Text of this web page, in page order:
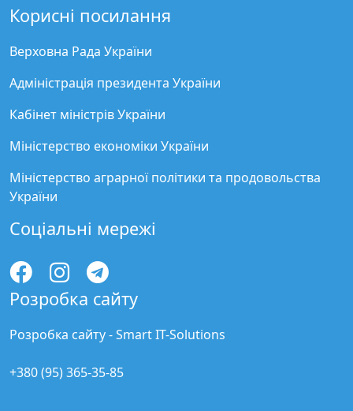
Корисні посилання
Верховна Рада України
Адміністрація президента України
Кабінет міністрів України
Міністерство економіки України
Міністерство аграрної політики та продовольства
України
Соціальні мережі
Розробка сайту
Розробка сайту -Smart IT-Solutions
+380 (95) 365-35-85